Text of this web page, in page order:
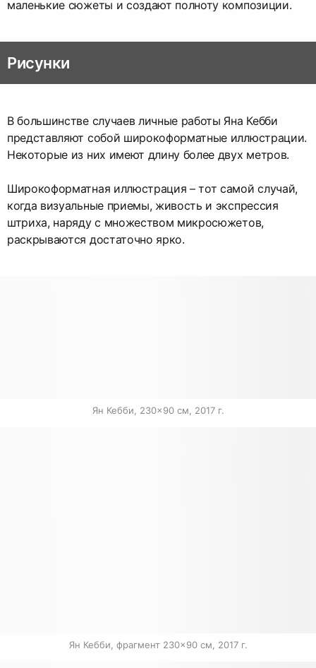
маленькие сюжеты и создают полноту композиции.
Рисунки
В большинстве случаев личные работы Яна Кебби
представляют собой широкоформатные иллюстрации.
Некоторые из них имеют длину более двух метров.
Широкоформатная иллюстрация – тот самой случай,
когда визуальные приемы, живость и экспрессия
штриха, наряду с множеством микросюжетов,
раскрываются достаточно ярко.
Ян Кебби, 230×90 см, 2017 г.
Ян Кебби, фрагмент 230×90 см, 2017 г.